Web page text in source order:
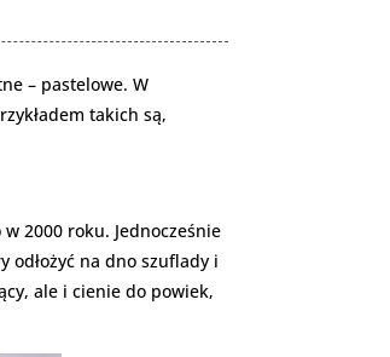
– pastelowe. W
takich są,
2000 roku. Jednocześnie
odłożyć na dno szuflady i
ale i cienie do powiek,